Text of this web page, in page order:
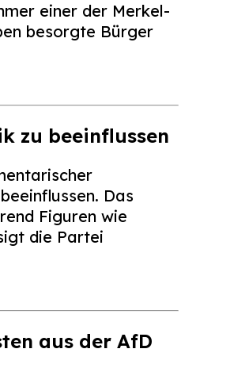
einer der Merkel-
besorgte Bürger
zu beeinflussen
Das
Figuren wie
die Partei
aus der AfD